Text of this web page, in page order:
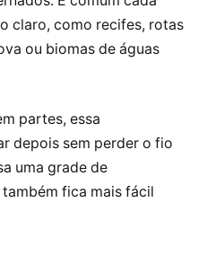
claro, como recifes, rotas
ou biomas de águas
partes, essa
depois sem perder o fio
uma grade de
fica mais fácil